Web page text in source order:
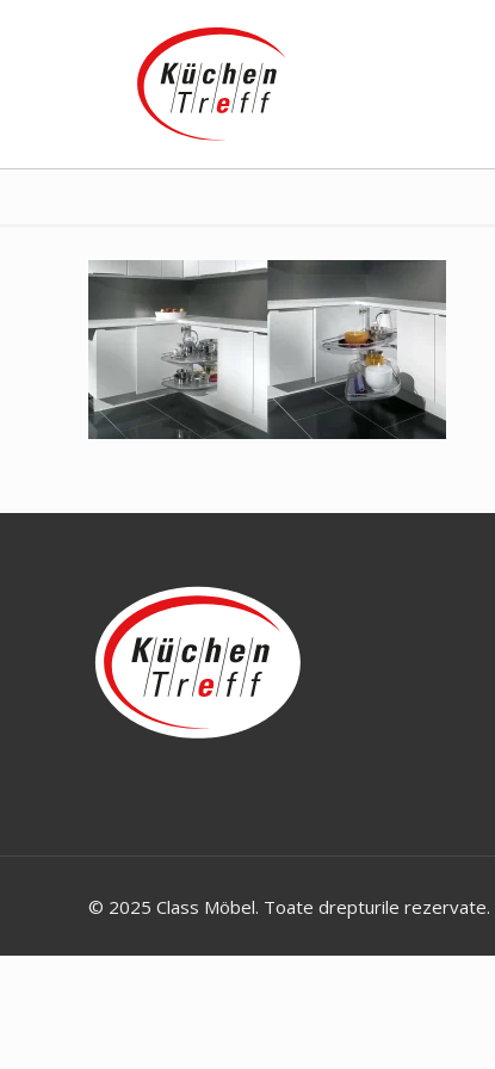
© 2025 Class Möbel. Toate drepturile rezervate.